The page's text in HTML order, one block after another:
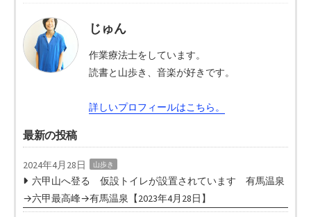
じゅん
作業療法士をしています。
読書と山歩き、音楽が好きです。
詳しいプロフィールはこちら。
最新の投稿
2024年4月28日 山歩き
六甲山へ登る 仮設トイレが設置されています 有馬温泉
→六甲最高峰→有馬温泉【2023年4月28日】